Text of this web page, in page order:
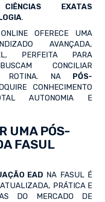
EXATAS
.
OFERECE UMA
AVANÇADA,
PERFEITA PARA
CONCILIAR
ROTINA. NA PÓS-
CONHECIMENTO
AUTONOMIA E
UMA PÓS-
FASUL
EAD NA FASUL É
PRÁTICA E
DO MERCADO DE